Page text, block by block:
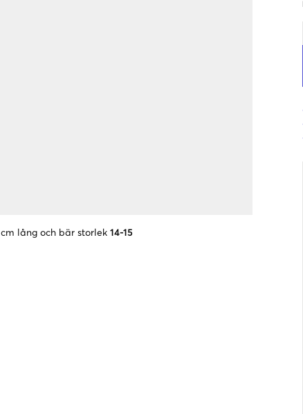
cm lång och bär storlek 14-15